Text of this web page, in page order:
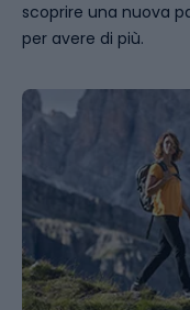
scoprire una nuova
per avere di più.